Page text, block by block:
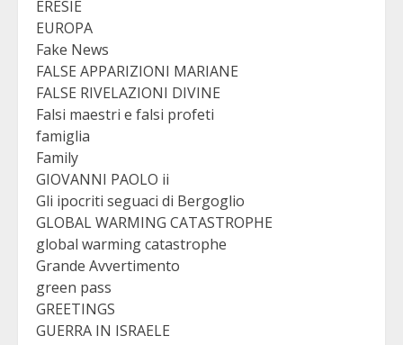
ERESIE
EUROPA
Fake News
FALSE APPARIZIONI MARIANE
FALSE RIVELAZIONI DIVINE
Falsi maestri e falsi profeti
famiglia
Family
GIOVANNI PAOLO ii
Gli ipocriti seguaci di Bergoglio
GLOBAL WARMING CATASTROPHE
global warming catastrophe
Grande Avvertimento
green pass
GREETINGS
GUERRA IN ISRAELE